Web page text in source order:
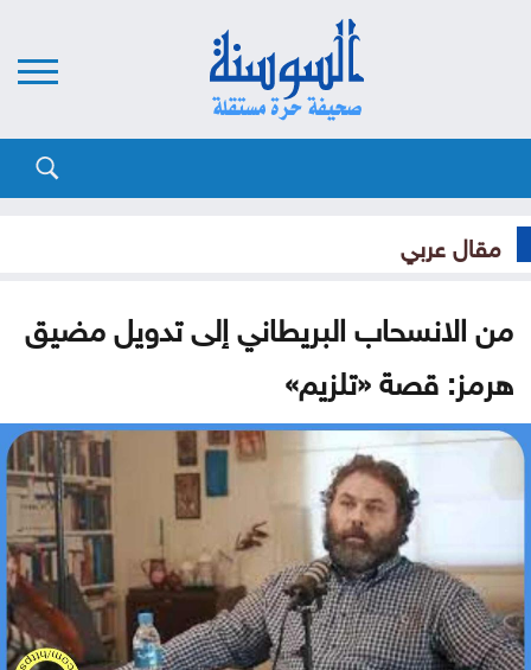
مقال عربي
من الانسحاب البريطاني إلى تدويل مضيق
هرمز: قصة «تلزيم»